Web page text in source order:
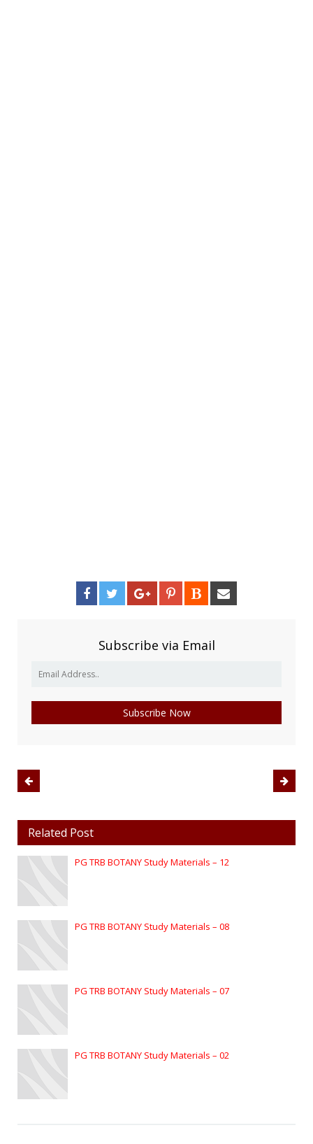
Subscribe via Email
Related Post
PG TRB BOTANY Study Materials – 12
PG TRB BOTANY Study Materials – 08
PG TRB BOTANY Study Materials – 07
PG TRB BOTANY Study Materials – 02